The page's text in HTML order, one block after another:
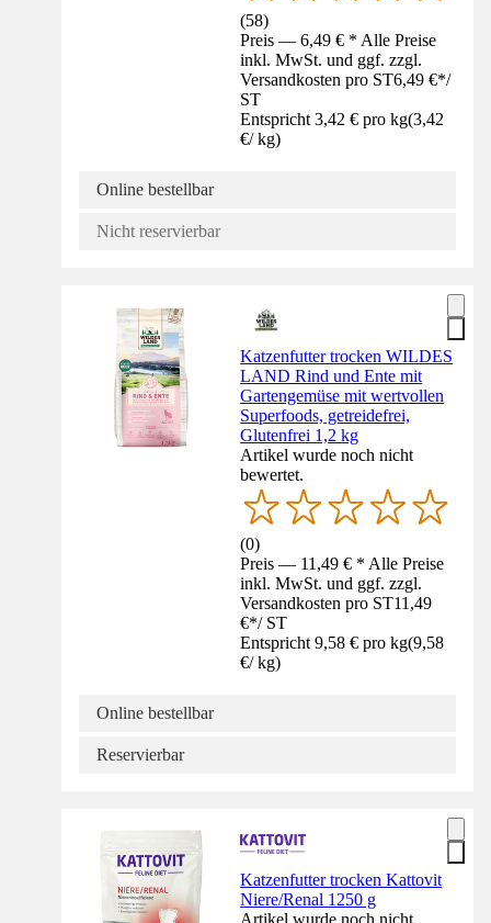
(58)
Preis — 6,49 € * Alle Preise
inkl. MwSt. und ggf. zzgl.
Versandkosten pro ST6,49 €*/
ST
Entspricht 3,42 € pro kg(3,42
€/ kg)
Online bestellbar
Nicht reservierbar
Katzenfutter trocken WILDES
LAND Rind und Ente mit
Gartengemüse mit wertvollen
Superfoods, getreidefrei,
Glutenfrei 1,2 kg
Artikel wurde noch nicht
bewertet.
(0)
Preis — 11,49 € * Alle Preise
inkl. MwSt. und ggf. zzgl.
Versandkosten pro ST11,49
€*/ ST
Entspricht 9,58 € pro kg(9,58
€/ kg)
Online bestellbar
Reservierbar
Katzenfutter trocken Kattovit
Niere/Renal 1250 g
Artikel wurde noch nicht